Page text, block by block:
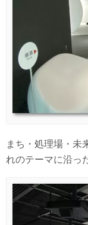
まち・処理場・未
れのテーマに沿っ